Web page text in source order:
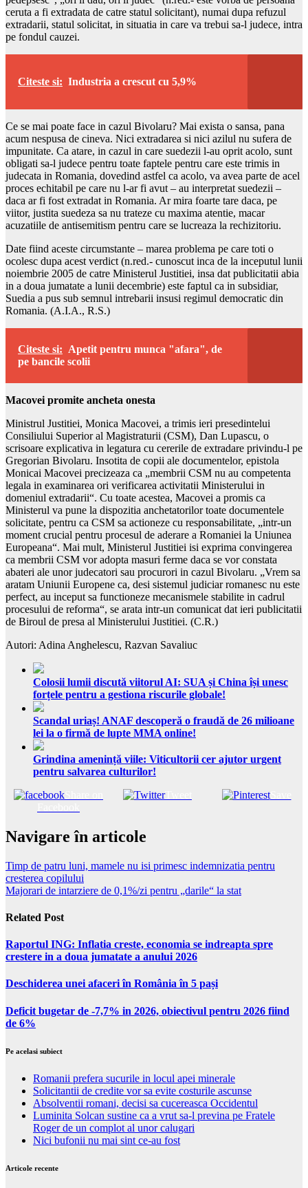
ceruta a fi extradata de catre statul solicitant), numai dupa refuzul
extradarii, statul solicitat, in situatia in care va trebui sa-l judece, intra
pe fondul cauzei.
Citeste si: Industria a crescut cu 5,9%
Ce se mai poate face in cazul Bivolaru? Mai exista o sansa, pana
acum nespusa de cineva. Nici extradarea si nici azilul nu sufera de
impunitate. Ca atare, in cazul in care suedezii l-au oprit acolo, sunt
obligati sa-l judece pentru toate faptele pentru care este trimis in
judecata in Romania, dovedind astfel ca acolo, va avea parte de acel
proces echitabil pe care nu l-ar fi avut – au interpretat suedezii –
daca ar fi fost extradat in Romania. Ar mira foarte tare daca, pe
viitor, justita suedeza sa nu trateze cu maxima atentie, macar
acuzatiile de antisemitism pentru care se lucreaza la rechizitoriu.
Date fiind aceste circumstante – marea problema pe care toti o
ocolesc dupa acest verdict (n.red.- cunoscut inca de la inceputul lunii
noiembrie 2005 de catre Ministerul Justitiei, insa dat publicitatii abia
in a doua jumatate a lunii decembrie) este faptul ca in subsidiar,
Suedia a pus sub semnul intrebarii insusi regimul democratic din
Romania. (A.I.A., R.S.)
Citeste si: Apetit pentru munca "afara", de
pe bancile scolii
Macovei promite ancheta onesta
Ministrul Justitiei, Monica Macovei, a trimis ieri presedintelui
Consiliului Superior al Magistraturii (CSM), Dan Lupascu, o
scrisoare explicativa in legatura cu cererile de extradare privindu-l pe
Gregorian Bivolaru. Insotita de copii ale documentelor, epistola
Monicai Macovei precizeaza ca „membrii CSM nu au competenta
legala in examinarea ori verificarea activitatii Ministerului in
domeniul extradarii“. Cu toate acestea, Macovei a promis ca
Ministerul va pune la dispozitia anchetatorilor toate documentele
solicitate, pentru ca CSM sa actioneze cu responsabilitate, „intr-un
moment crucial pentru procesul de aderare a Romaniei la Uniunea
Europeana“. Mai mult, Ministerul Justitiei isi exprima convingerea
ca membrii CSM vor adopta masuri ferme daca se vor constata
abateri ale unor judecatori sau procurori in cazul Bivolaru. „Vrem sa
aratam Uniunii Europene ca, desi sistemul judiciar romanesc nu este
perfect, au inceput sa functioneze mecanismele stabilite in cadrul
procesului de reforma“, se arata intr-un comunicat dat ieri publicitatii
de Biroul de presa al Ministerului Justitiei. (C.R.)
Autori: Adina Anghelescu, Razvan Savaliuc
Colosii lumii discută viitorul AI: SUA și China își unesc
forțele pentru a gestiona riscurile globale!
Scandal uriaș! ANAF descoperă o fraudă de 26 milioane
lei la o firmă de lupte MMA online!
Grindina amenință viile: Viticultorii cer ajutor urgent
pentru salvarea culturilor!
Tweet Save
Navigare în articole
Timp de patru luni, mamele nu isi primesc indemnizatia pentru
cresterea copilului
Majorari de intarziere de 0,1%/zi pentru „darile“ la stat
Related Post
Raportul ING: Inflatia creste, economia se indreapta spre
crestere in a doua jumatate a anului 2026
Deschiderea unei afaceri în România în 5 pași
Deficit bugetar de -7,7% in 2026, obiectivul pentru 2026 fiind
de 6%
Pe acelasi subiect
Romanii prefera sucurile in locul apei minerale
Solicitantii de credite vor sa evite costurile ascunse
Absolventii romani, decisi sa cucereasca Occidentul
Luminita Solcan sustine ca a vrut sa-l previna pe Fratele
Roger de un complot al unor calugari
Nici bufonii nu mai sint ce-au fost
Articole recente